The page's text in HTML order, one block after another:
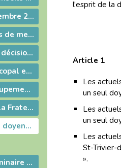
l'esprit de la
Article 1
Les
un seul
Les
un seul
Les
St-Trivier-
».
Conseil presbytéral - 12 décembre 2015
Ordonnance sur les offrandes de messe
Ordonnance de Mgr Roland : décisions et orientations
Installations du Conseil Episcopal et des nouveaux Curés de paroisse
Un nouveau nom pour un groupement paroissial
Approbation des statuts de la Fraternité Saint-Jean-Baptiste
Décret de regroupement des doyennés
Communiqué au sujet du Séminaire d'Ars